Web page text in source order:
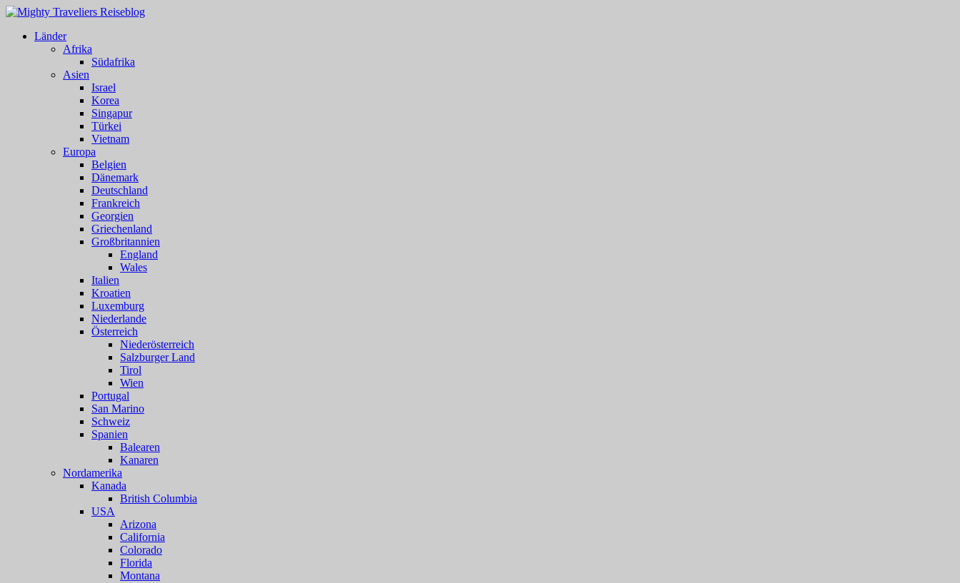
Länder
Afrika
Südafrika
Asien
Israel
Korea
Singapur
Türkei
Vietnam
Europa
Belgien
Dänemark
Deutschland
Frankreich
Georgien
Griechenland
Großbritannien
England
Wales
Italien
Kroatien
Luxemburg
Niederlande
Österreich
Niederösterreich
Salzburger Land
Tirol
Wien
Portugal
San Marino
Schweiz
Spanien
Balearen
Kanaren
Nordamerika
Kanada
British Columbia
USA
Arizona
California
Colorado
Florida
Montana